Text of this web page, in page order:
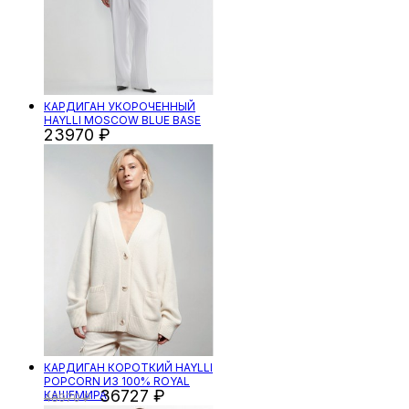
КАРДИГАН УКОРОЧЕННЫЙ
HAYLLI MOSCOW BLUE BASE
23970
КАРДИГАН КОРОТКИЙ HAYLLI
POPCORN ИЗ 100% ROYAL
КАШЕМИРА
48970 36727